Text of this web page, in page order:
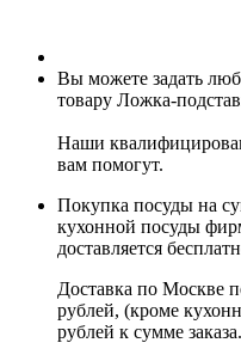
Вы можете задать
товару Ложка-
Наши
вам помогут.
Покупка посуды на
кухонной посуды
доставляется
Доставка по Москве
рублей, (кроме
рублей к сумме заказа.